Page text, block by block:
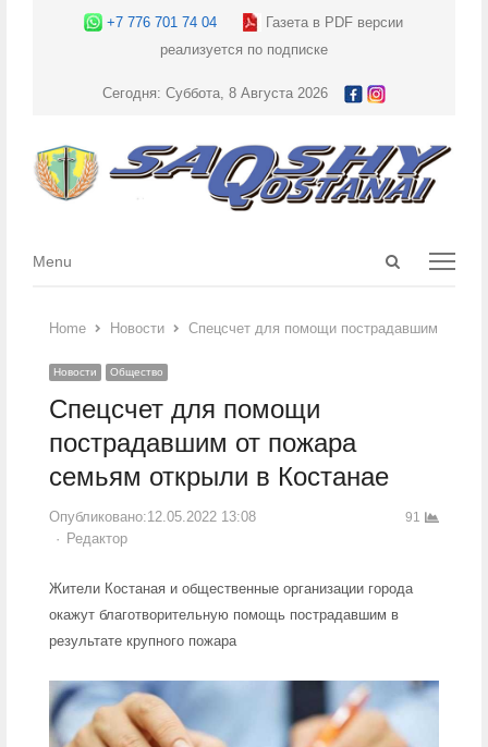
+7 776 701 74 04
Газета в PDF версии
реализуется по подписке
Сегодня: Суббота, 8 Августа 2026
Open
Menu
Menu
Home Новости Спецсчет для помощи пострадавшим от
Новости Общество
Спецсчет для помощи
пострадавшим от пожара
семьям открыли в Костанае
Опубликовано:12.05.2022 13:08
Author
Редактор
91
Жители Костаная и общественные организации города
окажут благотворительную помощь пострадавшим в
результате крупного пожара